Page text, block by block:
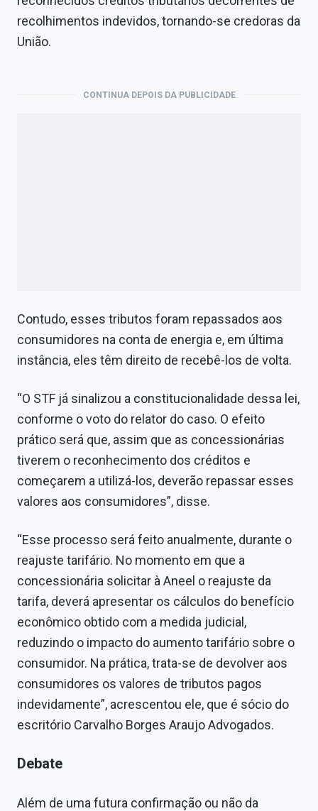
recolhimentos indevidos, tornando-se credoras da
União.
CONTINUA DEPOIS DA PUBLICIDADE
Contudo, esses tributos foram repassados aos
consumidores na conta de energia e, em última
instância, eles têm direito de recebê-los de volta.
“O STF já sinalizou a constitucionalidade dessa lei,
conforme o voto do relator do caso. O efeito
prático será que, assim que as concessionárias
tiverem o reconhecimento dos créditos e
começarem a utilizá-los, deverão repassar esses
valores aos consumidores”, disse.
“Esse processo será feito anualmente, durante o
reajuste tarifário. No momento em que a
concessionária solicitar à Aneel o reajuste da
tarifa, deverá apresentar os cálculos do benefício
econômico obtido com a medida judicial,
reduzindo o impacto do aumento tarifário sobre o
consumidor. Na prática, trata-se de devolver aos
consumidores os valores de tributos pagos
indevidamente”, acrescentou ele, que é sócio do
escritório Carvalho Borges Araujo Advogados.
Debate
Além de uma futura confirmação ou não da